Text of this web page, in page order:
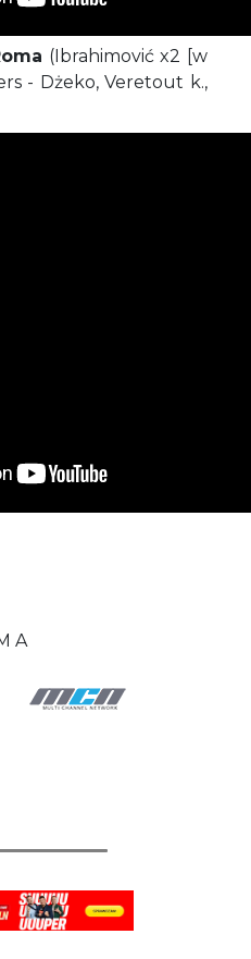
(Ibrahimović x2 [w
- Dżeko, Veretout k.,
A